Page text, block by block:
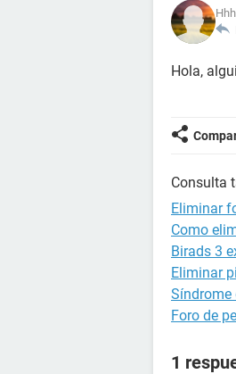
Hola,
Consulta
Eliminar
Como
Birads 3
Eliminar
Síndrome
Foro de
1